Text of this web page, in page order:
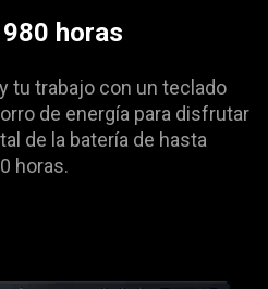
horas
tu trabajo con un teclado
de energía para disfrutar
de la batería de hasta
horas.